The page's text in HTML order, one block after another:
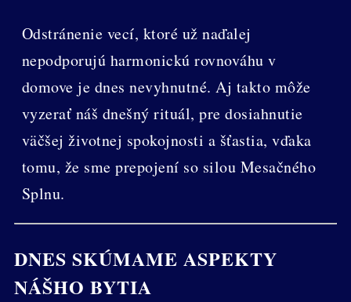
Odstránenie vecí, ktoré už naďalej
nepodporujú harmonickú rovnováhu v
domove je dnes nevyhnutné. Aj takto môže
vyzerať náš dnešný rituál, pre dosiahnutie
väčšej životnej spokojnosti a šťastia, vďaka
tomu, že sme prepojení so silou Mesačného
Splnu.
DNES SKÚMAME ASPEKTY
NÁŠHO BYTIA